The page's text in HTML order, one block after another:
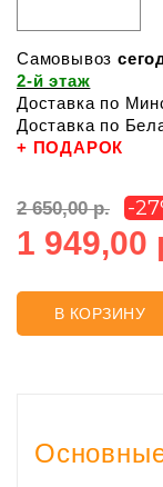
Самовывоз
2-й этаж
Доставка по
Доставка по
+ ПОДАРОК
2 650,00 р. -
1 949,00
В КОРЗИНУ